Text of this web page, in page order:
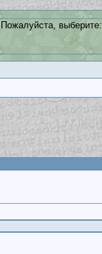
выберите: